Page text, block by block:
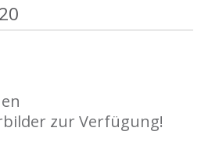
zur Verfügung!